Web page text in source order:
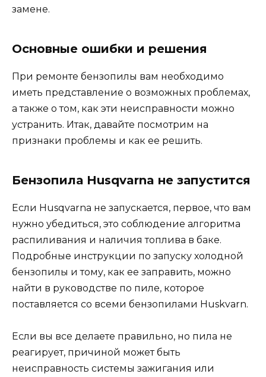
замене.
Основные ошибки и решения
При ремонте бензопилы вам необходимо
иметь представление о возможных проблемах,
а также о том, как эти неисправности можно
устранить. Итак, давайте посмотрим на
признаки проблемы и как ее решить.
Бензопила Husqvarna не запустится
Если Husqvarna не запускается, первое, что вам
нужно убедиться, это соблюдение алгоритма
распиливания и наличия топлива в баке.
Подробные инструкции по запуску холодной
бензопилы и тому, как ее заправить, можно
найти в руководстве по пиле, которое
поставляется со всеми бензопилами Huskvarn.
Если вы все делаете правильно, но пила не
реагирует, причиной может быть
неисправность системы зажигания или